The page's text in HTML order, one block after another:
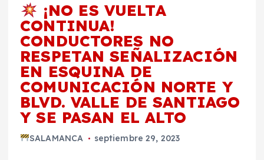
¡NO ES VUELTA
CONTINUA!
CONDUCTORES NO
RESPETAN SEÑALIZACIÓN
EN ESQUINA DE
COMUNICACIÓN NORTE Y
BLVD. VALLE DE SANTIAGO
Y SE PASAN EL ALTO
SALAMANCA septiembre 29, 2023